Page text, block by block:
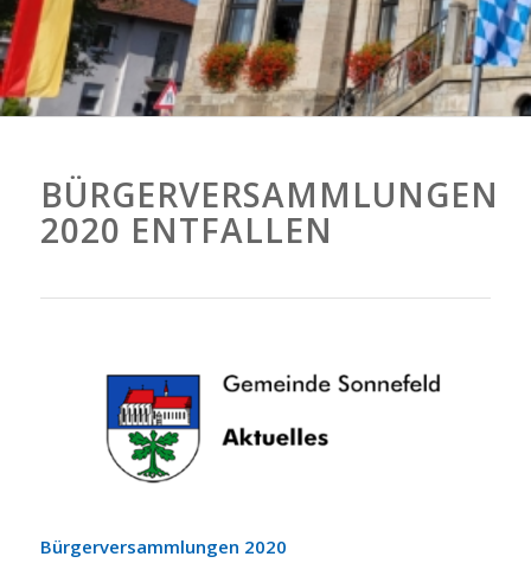
BÜRGERVERSAMMLUNGEN
2020 ENTFALLEN
Bürgerversammlungen 2020